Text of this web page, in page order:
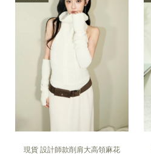
現貨 設計師款削肩大高領麻花